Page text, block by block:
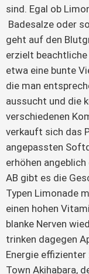
sind. Egal ob
Badesalze oder
geht auf den
erzielt
etwa eine bunte
die man
aussucht und die
verschiedenen
verkauft sich das
angepassten
erhöhen
AB gibt es die
Typen Limonade
einen hohen
blanke Nerven
trinken dagegen
Energie effizienter
Town Akihabara,